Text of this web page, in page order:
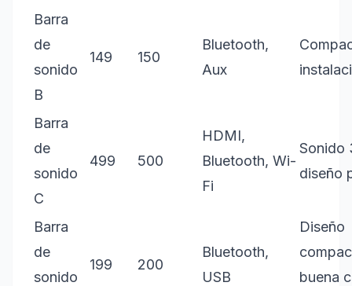
Barra
de
sonido
B
149 150
Bluetooth,
Aux
Barra
de
sonido
C
499 500
HDMI,
Bluetooth, Wi-
Fi
Sonido
diseño
Barra
de
sonido
199 200
Bluetooth,
USB
Diseño
buena